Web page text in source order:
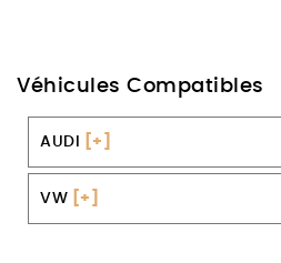
Véhicules Compatibles
AUDI [+]
VW [+]